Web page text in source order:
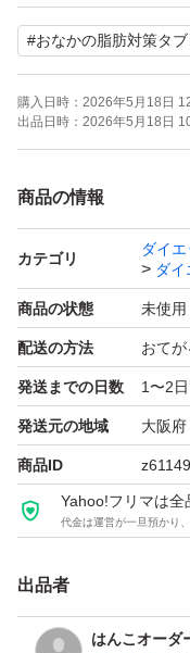
- 成分: グルコマンナ
- 使用方法: 1日3粒を
い
- 製造者: 大正製薬株式
- 定価: ¥5,400/袋
#おなかの脂肪対策タブ
購入日時： 2026年5月18日
出品日時： 2026年5月18日
商品の情報
カテゴリ
ダイ
ダイ
商品の状態 未使用
配送の方法 おてが
発送までの日数 1〜2
発送元の地域 大阪府
商品ID
Yahoo!フリマは全
代金は運営が一旦預かり
出品者
はんこオーダ